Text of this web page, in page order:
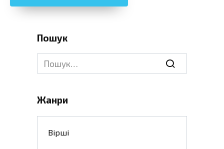
Пошук
Search
for:
Жанри
Вірші